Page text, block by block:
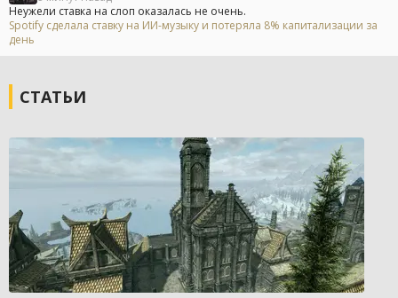
Неужели ставка на слоп оказалась не очень.
Spotify сделала ставку на ИИ-музыку и потеряла 8% капитализации за
день
СТАТЬИ